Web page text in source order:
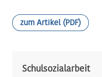
zum Artikel (PDF)
Schulsozialarbeit